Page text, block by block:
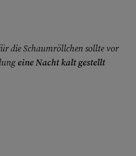
die Schaumröllchen sollte vor
eine Nacht kalt gestellt